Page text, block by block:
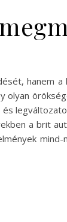
hanem
a brit